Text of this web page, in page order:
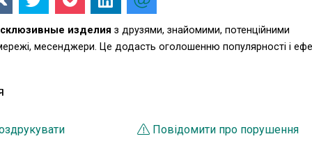
изделия з друзями, знайомими, потенційними
месенджери. Це додасть оголошенню популярності і
Повідомити про порушення